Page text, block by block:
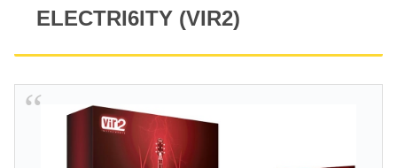
ELECTRI6ITY (VIR2)